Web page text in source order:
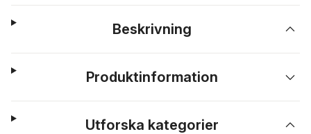
Beskrivning
Produktinformation
Utforska kategorier